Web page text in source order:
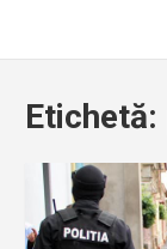
Etichetă: